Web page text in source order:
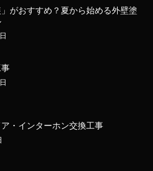
がおすすめ？夏から始める外壁塗
・インターホン交換工事